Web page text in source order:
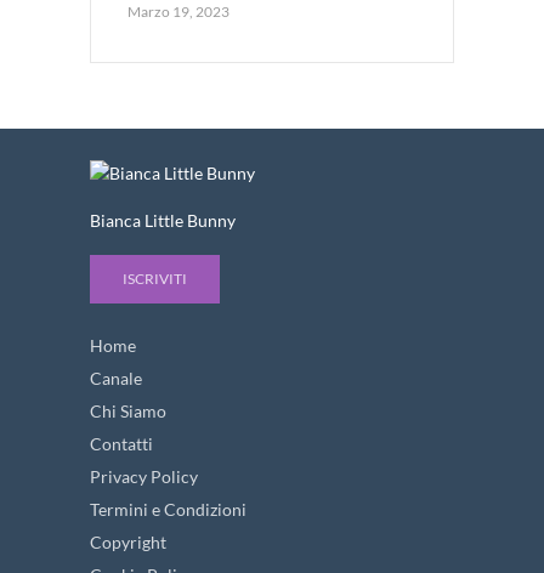
Marzo 19, 2023
Bianca Little Bunny
ISCRIVITI
Home
Canale
Chi Siamo
Contatti
Privacy Policy
Termini e Condizioni
Copyright